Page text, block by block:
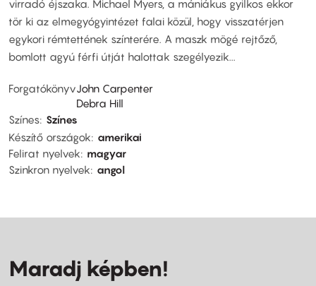
virradó éjszaka. Michael Myers, a mániákus gyilkos ekkor
tör ki az elmegyógyintézet falai közül, hogy visszatérjen
egykori rémtettének színterére. A maszk mögé rejtőző,
bomlott agyú férfi útját halottak szegélyezik...
ForgatókönyvJohn Carpenter
Debra Hill
Színes Színes
Készítő országok
amerikai
Felirat nyelvek
magyar
Szinkron nyelvek
angol
Maradj képben!